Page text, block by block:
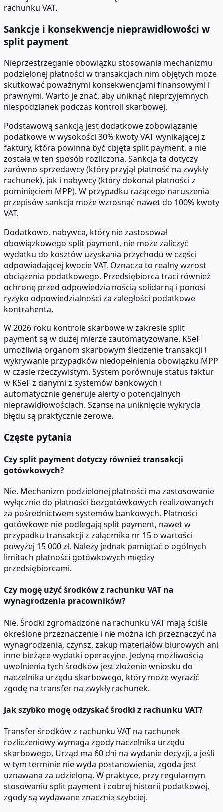
rachunku VAT.
Sankcje i konsekwencje nieprawidłowości w
split payment
Nieprzestrzeganie obowiązku stosowania mechanizmu
podzielonej płatności w transakcjach nim objętych może
skutkować poważnymi konsekwencjami finansowymi i
prawnymi. Warto je znać, aby uniknąć nieprzyjemnych
niespodzianek podczas kontroli skarbowej.
Podstawową sankcją jest dodatkowe zobowiązanie
podatkowe w wysokości 30% kwoty VAT wynikającej z
faktury, która powinna być objęta split payment, a nie
została w ten sposób rozliczona. Sankcja ta dotyczy
zarówno sprzedawcy (który przyjął płatność na zwykły
rachunek), jak i nabywcy (który dokonał płatności z
pominięciem MPP). W przypadku rażącego naruszenia
przepisów sankcja może wzrosnąć nawet do 100% kwoty
VAT.
Dodatkowo, nabywca, który nie zastosował
obowiązkowego split payment, nie może zaliczyć
wydatku do kosztów uzyskania przychodu w części
odpowiadającej kwocie VAT. Oznacza to realny wzrost
obciążenia podatkowego. Przedsiębiorca traci również
ochronę przed odpowiedzialnością solidarną i ponosi
ryzyko odpowiedzialności za zaległości podatkowe
kontrahenta.
W 2026 roku kontrole skarbowe w zakresie split
payment są w dużej mierze zautomatyzowane. KSeF
umożliwia organom skarbowym śledzenie transakcji i
wykrywanie przypadków niedopełnienia obowiązku MPP
w czasie rzeczywistym. System porównuje status faktur
w KSeF z danymi z systemów bankowych i
automatycznie generuje alerty o potencjalnych
nieprawidłowościach. Szanse na uniknięcie wykrycia
błędu są praktycznie zerowe.
Częste pytania
Czy split payment dotyczy również transakcji
gotówkowych?
Nie. Mechanizm podzielonej płatności ma zastosowanie
wyłącznie do płatności bezgotówkowych realizowanych
za pośrednictwem systemów bankowych. Płatności
gotówkowe nie podlegają split payment, nawet w
przypadku transakcji z załącznika nr 15 o wartości
powyżej 15 000 zł. Należy jednak pamiętać o ogólnych
limitach płatności gotówkowych między
przedsiębiorcami.
Czy mogę użyć środków z rachunku VAT na
wynagrodzenia pracowników?
Nie. Środki zgromadzone na rachunku VAT mają ściśle
określone przeznaczenie i nie można ich przeznaczyć na
wynagrodzenia, czynsz, zakup materiałów biurowych ani
inne bieżące wydatki operacyjne. Jedyną możliwością
uwolnienia tych środków jest złożenie wniosku do
naczelnika urzędu skarbowego, który może wyrazić
zgodę na transfer na zwykły rachunek.
Jak szybko mogę odzyskać środki z rachunku VAT?
Transfer środków z rachunku VAT na rachunek
rozliczeniowy wymaga zgody naczelnika urzędu
skarbowego. Urząd ma 60 dni na wydanie decyzji, a jeśli
w tym terminie nie wyda postanowienia, zgoda jest
uznawana za udzieloną. W praktyce, przy regularnym
stosowaniu split payment i dobrej historii podatkowej,
zgody są wydawane znacznie szybciej.